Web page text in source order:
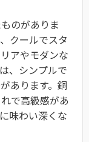
のがありま
クールでスタ
アやモダンな
、シンプルで
あります。銅
で高級感があ
味わい深くな